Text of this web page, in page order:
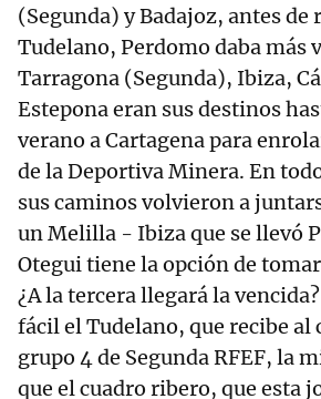
(Segunda) y Badajoz, antes de
Tudelano, Perdomo daba más
Tarragona (Segunda), Ibiza,
Estepona eran sus destinos
verano a Cartagena para
de la Deportiva Minera. En
sus caminos volvieron a
un Melilla - Ibiza que se llevó
Otegui tiene la opción de
¿A la tercera llegará la
fácil el Tudelano, que recibe al
grupo 4 de Segunda RFEF, la
que el cuadro ribero, que esta